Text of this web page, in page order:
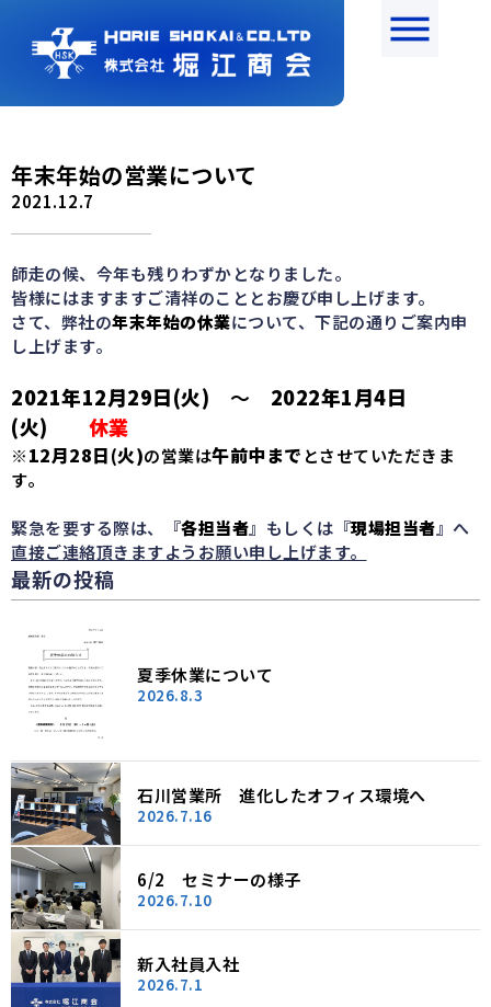
年末年始の営業について
2021.12.7
師走の候、今年も残りわずかとなりました。
皆様にはますますご清祥のこととお慶び申し上げます。
さて、弊社の年末年始の休業について、下記の通りご案内申
し上げます。
2021年12月29日(火) ～ 2022年1月4日
(火)
休業
※12月28日(火)の営業は午前中まで とさせていただきま
す。
緊急を要する際は、『各担当者』もしくは『現場担当者』へ
直接ご連絡頂きますようお願い申し上げます。
最新の投稿
夏季休業について
2026.8.3
石川営業所 進化したオフィス環境へ
2026.7.16
6/2 セミナーの様子
2026.7.10
新入社員入社
2026.7.1